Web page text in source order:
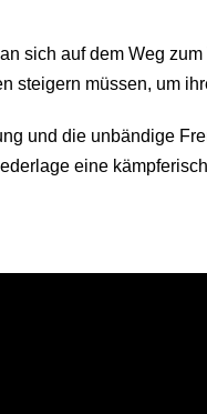
sich auf dem Weg
steigern müssen, um
und die unbändige
eine